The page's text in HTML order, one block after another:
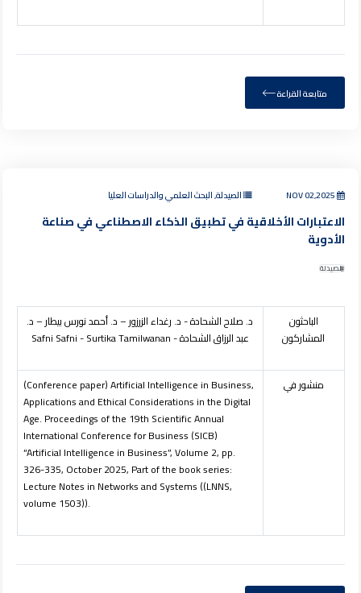
متابعة القراءة
الصيدلة, البحث العلمي والدراسات العليا
الاعتبارات الأخلاقية في تطبيق الذكاء الاصطناعي في صناعة
الأدوية
الصيدلة
الباحثون
المشاركون
د. صلاح الشحادة - د. رغداء الزرزور – د. أحمد نورس بيطار – د.
عبد الرزاق الشحادة -Surtika Tamilwanan
-
Safni Safni
منشور في
(Conference paper) Artificial Intelligence in Business,
Applications and Ethical Considerations in the Digital
Age. Proceedings of the 19th Scientific Annual
International Conference for Business (SICB)
“Artificial Intelligence in Business”, Volume 2, pp.
326-335, October 2025, Part of the book series:
Lecture Notes in Networks and Systems ((LNNS,
volume 1503)).